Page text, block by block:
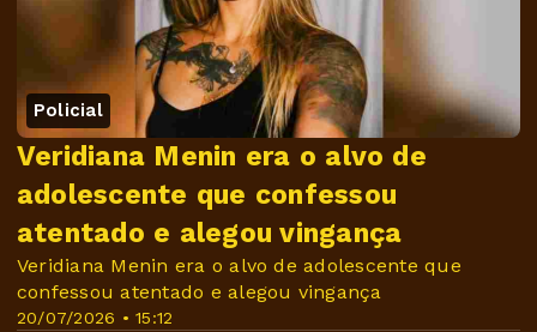
Policial
20/07/2026 • 15:12
Veridiana Menin era o alvo de
adolescente que confessou
atentado e alegou vingança
Veridiana Menin era o alvo de adolescente que
confessou atentado e alegou vingança